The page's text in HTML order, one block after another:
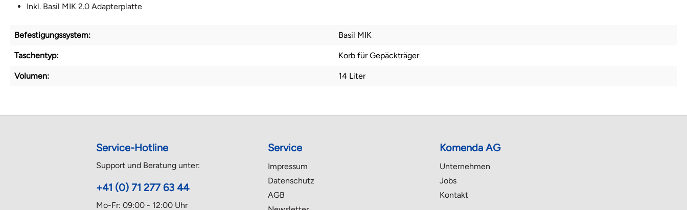
Inkl. Basil MIK 2.0 Adapterplatte
Befestigungssystem: Basil MIK
Taschentyp: Korb für Gepäckträger
Volumen: 14 Liter
Service-Hotline
Support und Beratung unter:
+41 (0) 71 277 63 44
Mo-Fr: 09:00 - 12:00 Uhr
Service
Impressum
Datenschutz
AGB
Komenda AG
Unternehmen
Jobs
Kontakt